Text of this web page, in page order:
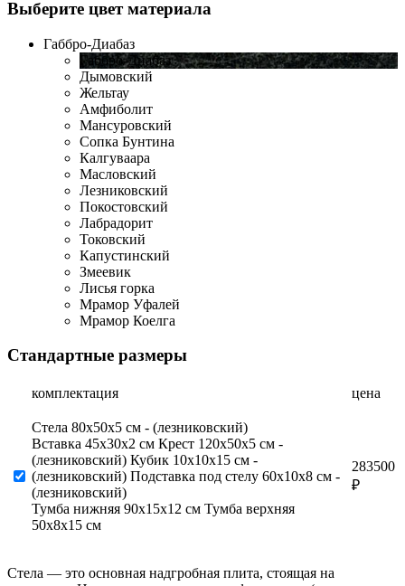
Выберите цвет материала
Габбро-Диабаз
Габбро-Диабаз
Дымовский
Жельтау
Амфиболит
Мансуровский
Сопка Бунтина
Калгуваара
Масловский
Лезниковский
Покостовский
Лабрадорит
Токовский
Капустинский
Змеевик
Лисья горка
Мрамор Уфалей
Мрамор Коелга
Стандартные размеры
комплектация цена
Стела 80х50х5 см - (лезниковский)
Вставка 45х30х2 см Крест 120х50х5 см -
(лезниковский) Кубик 10х10х15 см -
(лезниковский) Подставка под стелу 60х10х8 см -
(лезниковский)
Тумба нижняя 90х15х12 см Тумба верхняя
50х8х15 см
283500
₽
Стела — это основная надгробная плита, стоящая на